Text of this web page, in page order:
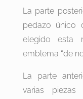
La parte
pedazo
elegido esta
emblema “de
La parte
varias